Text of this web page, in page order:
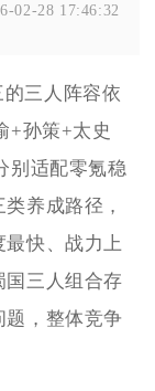
02-28 17:46:32
三人阵容依
+孙策+太史
别适配零氪稳
养成路径，
快、战力上
国三人组合存
题，整体竞争